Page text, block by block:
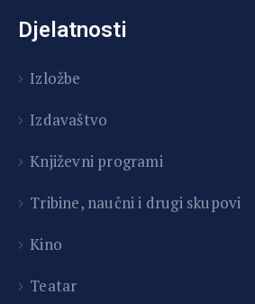
Djelatnosti
Izložbe
Izdavaštvo
Književni programi
Tribine, naučni i drugi skupovi
Kino
Teatar